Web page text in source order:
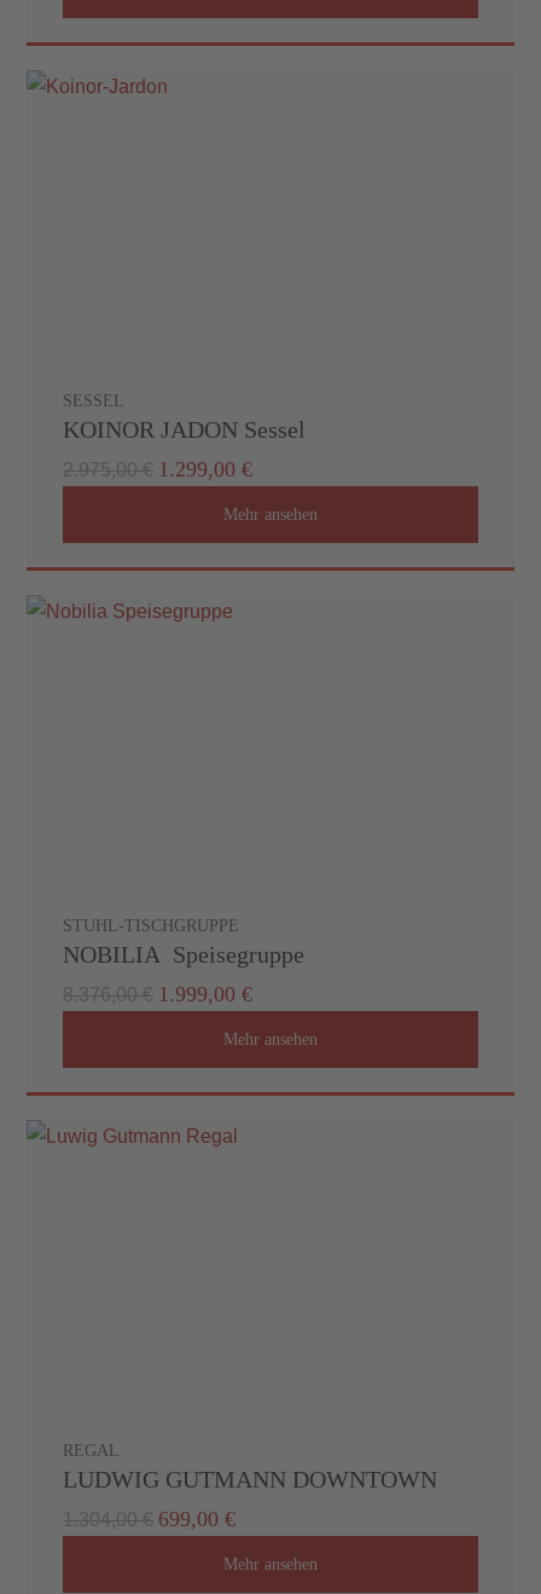
SESSEL
KOINOR JADON Sessel
2.975,00 € 1.299,00 €
Mehr ansehen
STUHL-TISCHGRUPPE
NOBILIA Speisegruppe
8.376,00 € 1.999,00 €
Mehr ansehen
REGAL
LUDWIG GUTMANN DOWNTOWN
1.304,00 € 699,00 €
Mehr ansehen